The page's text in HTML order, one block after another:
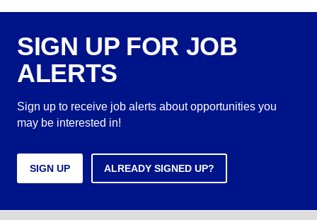
SIGN UP FOR JOB
ALERTS
Sign up to receive job alerts about opportunities you
may be interested in!
SIGN UP ALREADY SIGNED UP?